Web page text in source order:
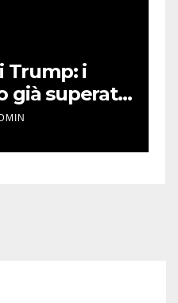
Trump: i
già superato